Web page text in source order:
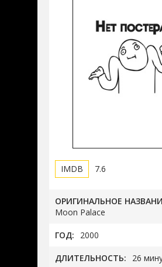
7.6
ОРИГИНАЛЬНОЕ
Moon Palace
ГОД: 2000
ДЛИТЕЛЬНОСТЬ: 26